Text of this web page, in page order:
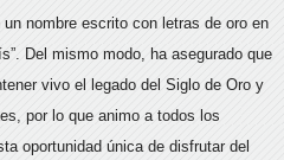
nombre escrito con letras de oro en
Del mismo modo, ha asegurado que
vivo el legado del Siglo de Oro y
por lo que animo a todos los
oportunidad única de disfrutar del